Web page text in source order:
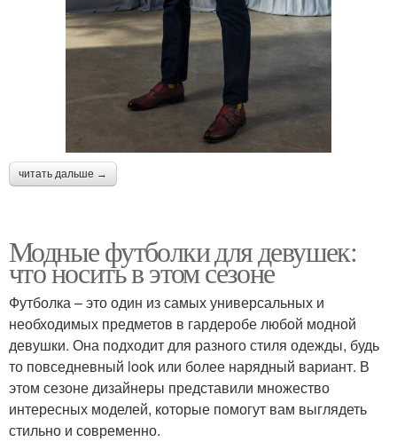
читать дальше →
Модные футболки для девушек:
что носить в этом сезоне
Футболка – это один из самых универсальных и
необходимых предметов в гардеробе любой модной
девушки. Она подходит для разного стиля одежды, будь
то повседневный look или более нарядный вариант. В
этом сезоне дизайнеры представили множество
интересных моделей, которые помогут вам выглядеть
стильно и современно.